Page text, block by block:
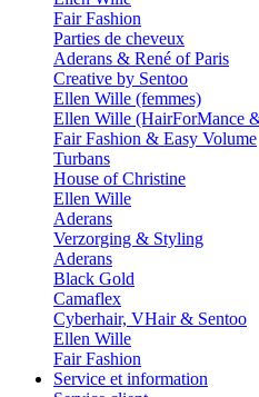
Fair Fashion
Parties de cheveux
Aderans & René of Paris
Creative by Sentoo
Ellen Wille (femmes)
Ellen Wille (HairForMance
Fair Fashion & Easy Volume
Turbans
House of Christine
Ellen Wille
Aderans
Verzorging & Styling
Aderans
Black Gold
Camaflex
Cyberhair, VHair & Sentoo
Ellen Wille
Fair Fashion
Service et information